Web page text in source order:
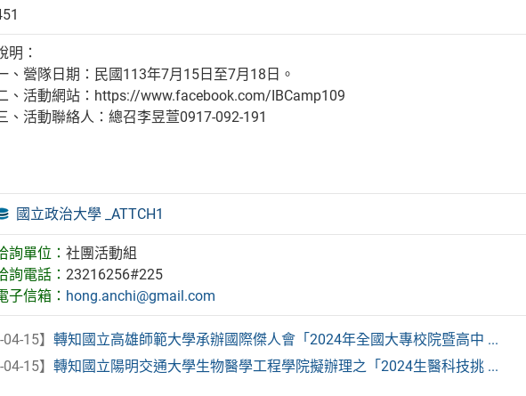
明：
、營隊日期：民國113年7月15日至7月18日。
、活動網站：https://www.facebook.com/IBCamp109
、活動聯絡人：總召李昱萱0917-092-191
國立政治大學 _ATTCH1
詢單位：社團活動組
詢電話：23216256#225
子信箱： hong.anchi@gmail.com
15】 轉知國立高雄師範大學承辦國際傑人會「2024年全國大專校院暨高中 ...
15】 轉知國立陽明交通大學生物醫學工程學院擬辦理之「2024生醫科技挑 ...